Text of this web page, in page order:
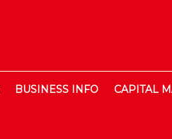
BUSINESS INFO CAPITAL